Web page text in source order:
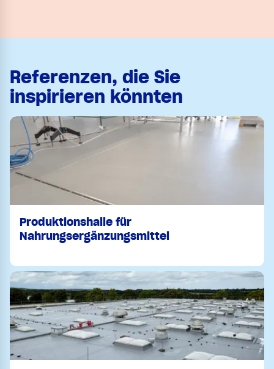
Referenzen, die Sie
inspirieren könnten
Produktionshalle für
Nahrungsergänzungsmittel